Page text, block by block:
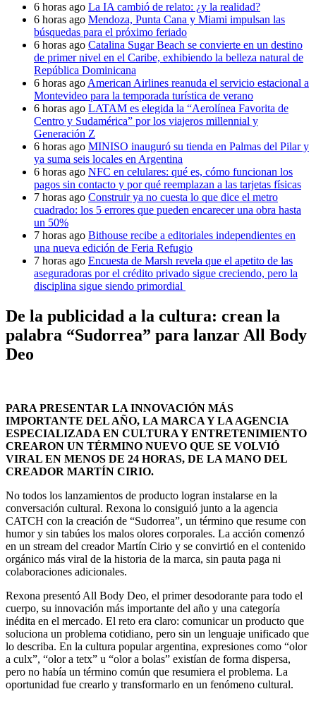
6 horas ago La IA cambió de relato: ¿y la realidad?
6 horas ago Mendoza, Punta Cana y Miami impulsan las
búsquedas para el próximo feriado
6 horas ago Catalina Sugar Beach se convierte en un destino
de primer nivel en el Caribe, exhibiendo la belleza natural de
República Dominicana
6 horas ago American Airlines reanuda el servicio estacional a
Montevideo para la temporada turística de verano
6 horas ago LATAM es elegida la “Aerolínea Favorita de
Centro y Sudamérica” por los viajeros millennial y
Generación Z
6 horas ago MINISO inauguró su tienda en Palmas del Pilar y
ya suma seis locales en Argentina
6 horas ago NFC en celulares: qué es, cómo funcionan los
pagos sin contacto y por qué reemplazan a las tarjetas físicas
7 horas ago Construir ya no cuesta lo que dice el metro
cuadrado: los 5 errores que pueden encarecer una obra hasta
un 50%
7 horas ago Bithouse recibe a editoriales independientes en
una nueva edición de Feria Refugio
7 horas ago Encuesta de Marsh revela que el apetito de las
aseguradoras por el crédito privado sigue creciendo, pero la
disciplina sigue siendo primordial
De la publicidad a la cultura: crean la
palabra “Sudorrea” para lanzar All Body
Deo
PARA PRESENTAR LA INNOVACIÓN MÁS
IMPORTANTE DEL AÑO, LA MARCA Y LA AGENCIA
ESPECIALIZADA EN CULTURA Y ENTRETENIMIENTO
CREARON UN TÉRMINO NUEVO QUE SE VOLVIÓ
VIRAL EN MENOS DE 24 HORAS, DE LA MANO DEL
CREADOR MARTÍN CIRIO.
No todos los lanzamientos de producto logran instalarse en la
conversación cultural. Rexona lo consiguió junto a la agencia
CATCH con la creación de “Sudorrea”, un término que resume con
humor y sin tabúes los malos olores corporales. La acción comenzó
en un stream del creador Martín Cirio y se convirtió en el contenido
orgánico más viral de la historia de la marca, sin pauta paga ni
colaboraciones adicionales.
Rexona presentó All Body Deo, el primer desodorante para todo el
cuerpo, su innovación más importante del año y una categoría
inédita en el mercado. El reto era claro: comunicar un producto que
soluciona un problema cotidiano, pero sin un lenguaje unificado que
lo describa. En la cultura popular argentina, expresiones como “olor
a culx”, “olor a tetx” u “olor a bolas” existían de forma dispersa,
pero no había un término común que resumiera el problema. La
oportunidad fue crearlo y transformarlo en un fenómeno cultural.